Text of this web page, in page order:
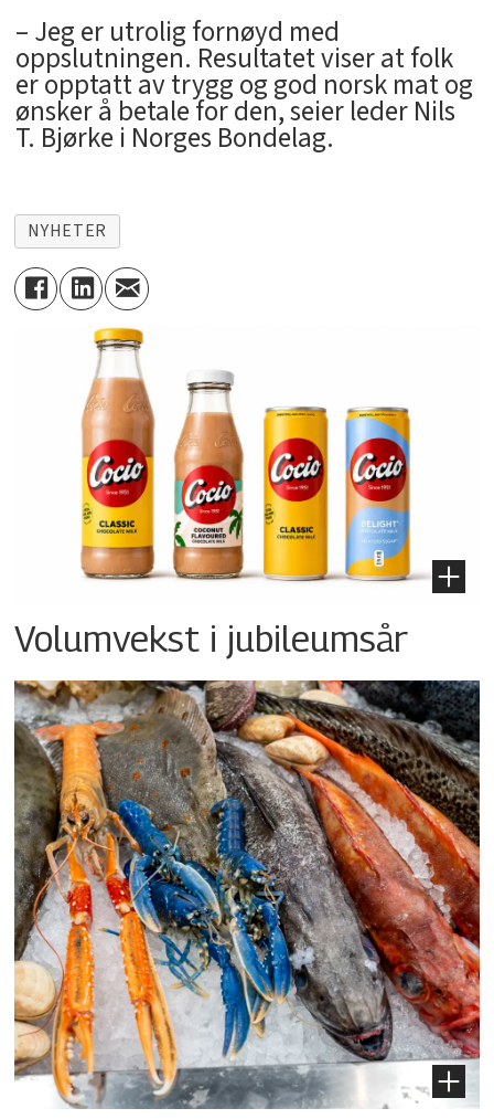
– Jeg er utrolig fornøyd med
oppslutningen. Resultatet viser at folk
er opptatt av trygg og god norsk mat og
ønsker å betale for den, seier leder Nils
T. Bjørke i Norges Bondelag.
NYHETER
Volumvekst i jubileumsår